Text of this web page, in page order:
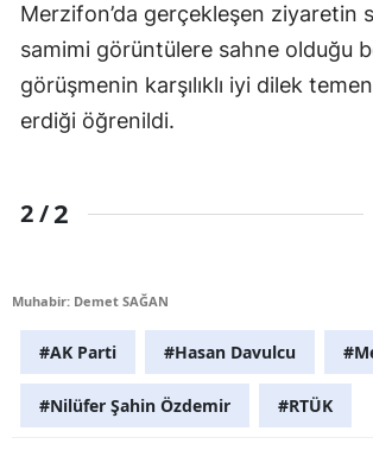
Merzifon’da gerçekleşen ziyaretin
samimi görüntülere sahne olduğu
görüşmenin karşılıklı iyi dilek
erdiği öğrenildi.
2 /2
Muhabir: Demet SAĞAN
#AK Parti #Hasan Davulcu
#Nilüfer Şahin Özdemir #RTÜK